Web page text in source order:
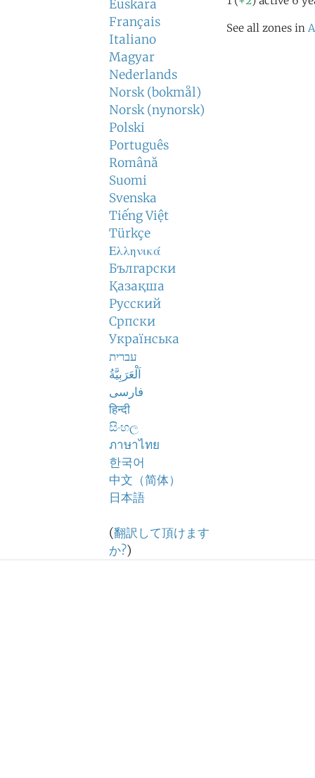
Euskara
Français
Italiano
Magyar
Nederlands
Norsk (bokmål)
Norsk (nynorsk)
Polski
Português
Română
Suomi
Svenska
Tiếng Việt
Türkçe
Ελληνικά
Български
Қазақша
Русский
Српски
Українська
עברית
اَلْعَرَبِيَّةُ
فارسی
हिन्दी
සිංහල
ภาษาไทย
한국어
中文（简体）
日本語
(翻訳して頂けます
か?)
See all zones in